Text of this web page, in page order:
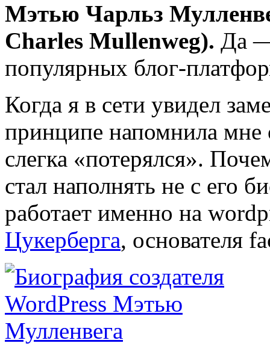
Мэтью Чарльз
Charles Mullenweg). Да —
популярных блог-
Когда я в сети увидел
принципе напомнила мне
слегка «потерялся».
стал наполнять не с его
работает именно на
Цукерберга, основателя